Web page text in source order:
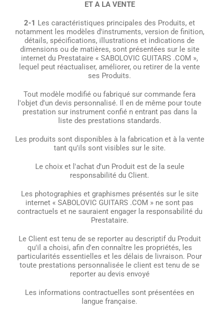
ET A LA VENTE
2-1 Les caractéristiques principales des Produits, et
notamment les modèles d'instruments, version de finition,
détails, spécifications, illustrations et indications de
dimensions ou de matières, sont présentées sur le site
internet du Prestataire « SABOLOVIC GUITARS .COM »,
lequel peut réactualiser, améliorer, ou retirer de la vente
ses Produits.
Tout modèle modifié ou fabriqué sur commande fera
l'objet d'un devis personnalisé. Il en de même pour toute
prestation sur instrument confié n entrant pas dans la
liste des prestations standards.
Les produits sont disponibles à la fabrication et à la vente
tant qu'ils sont visibles sur le site.
Le choix et l'achat d'un Produit est de la seule
responsabilité du Client.
Les photographies et graphismes présentés sur le site
internet « SABOLOVIC GUITARS .COM » ne sont pas
contractuels et ne sauraient engager la responsabilité du
Prestataire.
Le Client est tenu de se reporter au descriptif du Produit
qu'il a choisi, afin d'en connaître les propriétés, les
particularités essentielles et les délais de livraison. Pour
toute prestations personnalisée le client est tenu de se
reporter au devis envoyé
Les informations contractuelles sont présentées en
langue française.